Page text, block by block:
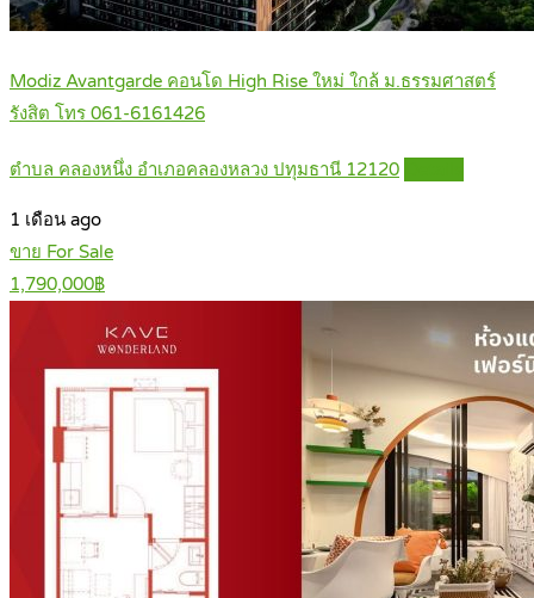
Modiz Avantgarde คอนโด High Rise ใหม่ ใกล้ ม.ธรรมศาสตร์
รังสิต โทร 061-6161426
ตำบล คลองหนึ่ง อำเภอคลองหลวง ปทุมธานี 12120
1 เดือน ago
ขาย For Sale
1,790,000฿